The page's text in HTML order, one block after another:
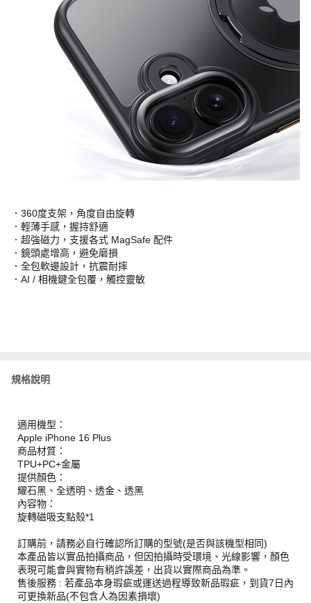
．360度支架，角度自由旋轉
．輕薄手感，握持舒適
．超強磁力，支援各式 MagSafe 配件
．鏡頭處增高，避免磨損
．全包軟邊設計，抗震耐摔
．AI / 相機鍵全包覆，觸控靈敏
規格說明
適用機型：
Apple iPhone 16 Plus
商品材質：
TPU+PC+金屬
提供顏色：
耀石黑、全透明、透金、透黑
內容物：
旋轉磁吸支點殼*1
訂購前，請務必自行確認所訂購的型號(是否與該機型相同)
本產品皆以實品拍攝商品，但因拍攝時受環境、光線影響，顏色
表現可能會與實物有稍許誤差，出貨以實際商品為準。
售後服務 : 若產品本身瑕疵或運送過程導致新品瑕疵，到貨7日內
可更換新品(不包含人為因素損壞)